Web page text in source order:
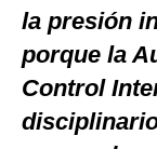
la presión
porque la
Control